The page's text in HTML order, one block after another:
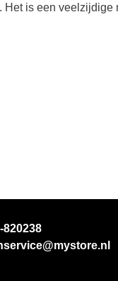
is een veelzijdige
820238